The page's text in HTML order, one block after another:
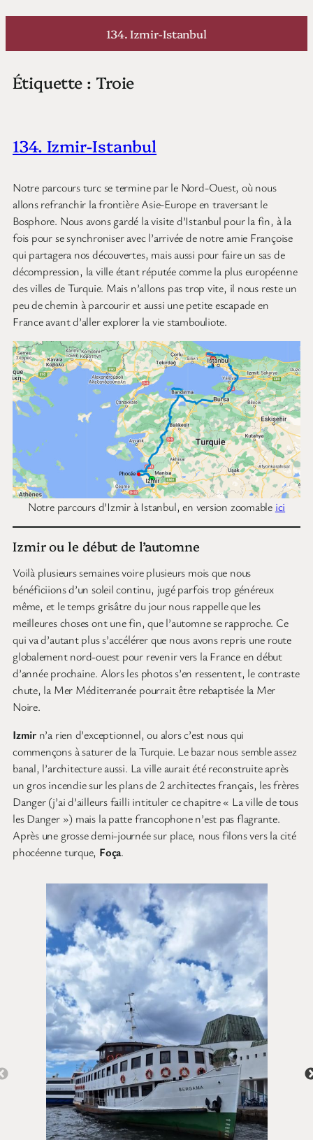
Aller
134. Izmir-Istanbul
Étiquette : Troie
134. Izmir-Istanbul
Notre parcours turc se termine par le Nord-Ouest, où nous
allons refranchir la frontière Asie-Europe en traversant le
Bosphore. Nous avons gardé la visite d’Istanbul pour la fin, à la
fois pour se synchroniser avec l’arrivée de notre amie Françoise
qui partagera nos découvertes, mais aussi pour faire un sas de
décompression, la ville étant réputée comme la plus européenne
des villes de Turquie. Mais n’allons pas trop vite, il nous reste un
peu de chemin à parcourir et aussi une petite escapade en
France avant d’aller explorer la vie stambouliote.
Notre parcours d’Izmir à Istanbul, en version zoomable ici
Izmir ou le début de l’automne
Voilà plusieurs semaines voire plusieurs mois que nous
bénéficiions d’un soleil continu, jugé parfois trop généreux
même, et le temps grisâtre du jour nous rappelle que les
meilleures choses ont une fin, que l’automne se rapproche. Ce
qui va d’autant plus s’accélérer que nous avons repris une route
globalement nord-ouest pour revenir vers la France en début
d’année prochaine. Alors les photos s’en ressentent, le contraste
chute, la Mer Méditerranée pourrait être rebaptisée la Mer
Noire.
Izmirn’a rien d’exceptionnel, ou alors c’est nous qui
commençons à saturer de la Turquie. Le bazar nous semble assez
banal, l’architecture aussi. La ville aurait été reconstruite après
un gros incendie sur les plans de 2 architectes français, les frères
Danger (j’ai d’ailleurs failli intituler ce chapitre « La ville de tous
les Danger ») mais la patte francophone n’est pas flagrante.
Après une grosse demi-journée sur place, nous filons vers la cité
phocéenne turque, Foça.